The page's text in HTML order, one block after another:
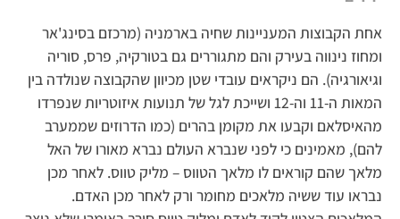
אחת הקבוצות המעניינות שחיה בארמניה (מרכזם בסינג'אר
ומחוז נינווה בעירק והם מתגוררים גם בטורקיה, פרס, סוריה
וגיאורגיה). הם ניקראים עובדי שטן מכיוון שהקבוצה שנולדה בין
המאות ה-11 וה-12 ושייכת לגל של תנועות איזוטריות שנפרדו
מהאיסלאם וקבעו את מקומן בהרים (כמו הדרוזים שממערב
להם), מאמינים כי לפני שנברא העולם נברא מאורו של האל
מלאך שהם קוראים לו מלאך הטווס – מליק טווס. לאחר מכן
נבראו עוד ששיה מלאכים מחומר ורק לאחר מכן האדם.